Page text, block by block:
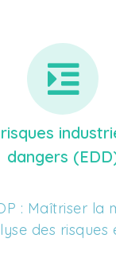
dangers
: Maîtriser la
des risques